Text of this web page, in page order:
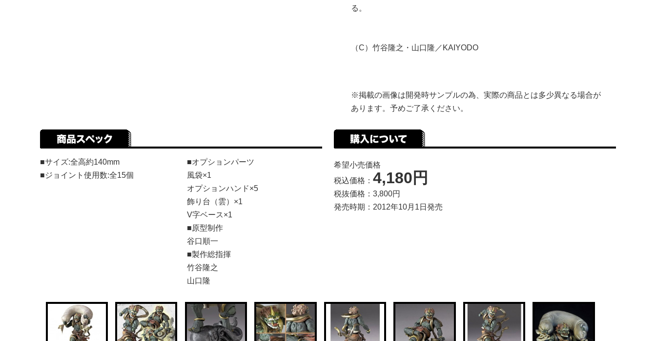
る。
（C）竹谷隆之・山口隆／KAIYODO
※掲載の画像は開発時サンプルの為、実際の商品とは多少異なる場合が
あります。予めご了承ください。
■サイズ:全高約140mm
■ジョイント使用数:全15個
■オプションパーツ
風袋×1
オプションハンド×5
飾り台（雲）×1
V字ベース×1
■原型制作
谷口順一
■製作総指揮
竹谷隆之
山口隆
希望小売価格
税込価格： 4,180円
税抜価格：3,800円
発売時期：2012年10月1日発売